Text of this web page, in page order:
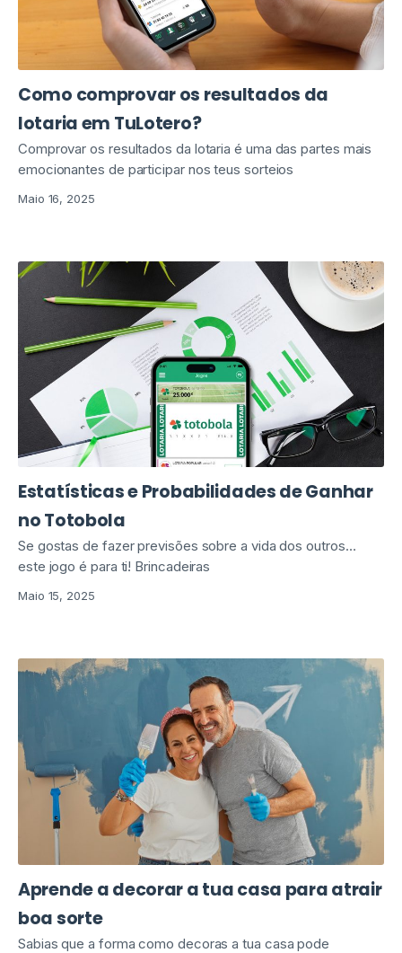
Como comprovar os resultados da
lotaria em TuLotero?
Comprovar os resultados da lotaria é uma das partes mais
emocionantes de participar nos teus sorteios
Maio 16, 2025
Estatísticas e Probabilidades de Ganhar
no Totobola
Se gostas de fazer previsões sobre a vida dos outros…
este jogo é para ti! Brincadeiras
Maio 15, 2025
Aprende a decorar a tua casa para atrair
boa sorte
Sabias que a forma como decoras a tua casa pode